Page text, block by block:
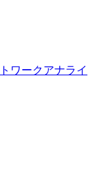
ワークアナライ